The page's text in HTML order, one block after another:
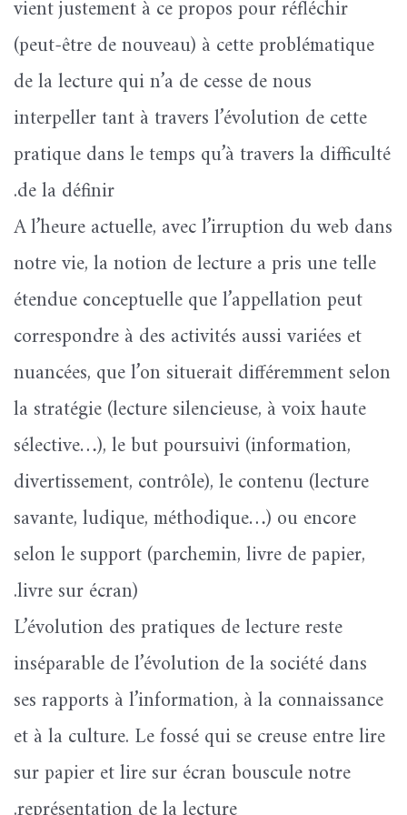
vient justement à ce propos pour réfléchir
(peut-être de nouveau) à cette problématique
de la lecture qui n’a de cesse de nous
interpeller tant à travers l’évolution de cette
pratique dans le temps qu’à travers la difficulté
de la définir.
A l’heure actuelle, avec l’irruption du web dans
notre vie, la notion de lecture a pris une telle
étendue conceptuelle que l’appellation peut
correspondre à des activités aussi variées et
nuancées, que l’on situerait différemment selon
la stratégie (lecture silencieuse, à voix haute
sélective…), le but poursuivi (information,
divertissement, contrôle), le contenu (lecture
savante, ludique, méthodique…) ou encore
selon le support (parchemin, livre de papier,
livre sur écran).
L’évolution des pratiques de lecture reste
inséparable de l’évolution de la société dans
ses rapports à l’information, à la connaissance
et à la culture. Le fossé qui se creuse entre lire
sur papier et lire sur écran bouscule notre